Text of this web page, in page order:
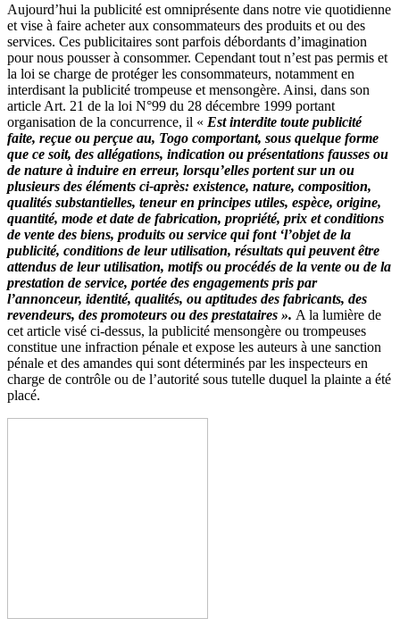
Aujourd’hui la publicité est omniprésente dans notre vie quotidienne
et vise à faire acheter aux consommateurs des produits et ou des
services. Ces publicitaires sont parfois débordants d’imagination
pour nous pousser à consommer. Cependant tout n’est pas permis et
la loi se charge de protéger les consommateurs, notamment en
interdisant la publicité trompeuse et mensongère. Ainsi, dans son
article Art. 21 de la loi N°99 du 28 décembre 1999 portant
organisation de la concurrence, il « Est interdite toute publicité
faite, reçue ou perçue au, Togo comportant, sous quelque forme
que ce soit, des allégations, indication ou présentations fausses ou
de nature à induire en erreur, lorsqu’elles portent sur un ou
plusieurs des éléments ci-après: existence, nature, composition,
qualités substantielles, teneur en principes utiles, espèce, origine,
quantité, mode et date de fabrication, propriété, prix et conditions
de vente des biens, produits ou service qui font ‘l’objet de la
publicité, conditions de leur utilisation, résultats qui peuvent être
attendus de leur utilisation, motifs ou procédés de la vente ou de la
prestation de service, portée des engagements pris par
l’annonceur, identité, qualités, ou aptitudes des fabricants, des
revendeurs, des promoteurs ou des prestataires ». A la lumière de
cet article visé ci-dessus, la publicité mensongère ou trompeuses
constitue une infraction pénale et expose les auteurs à une sanction
pénale et des amandes qui sont déterminés par les inspecteurs en
charge de contrôle ou de l’autorité sous tutelle duquel la plainte a été
placé.